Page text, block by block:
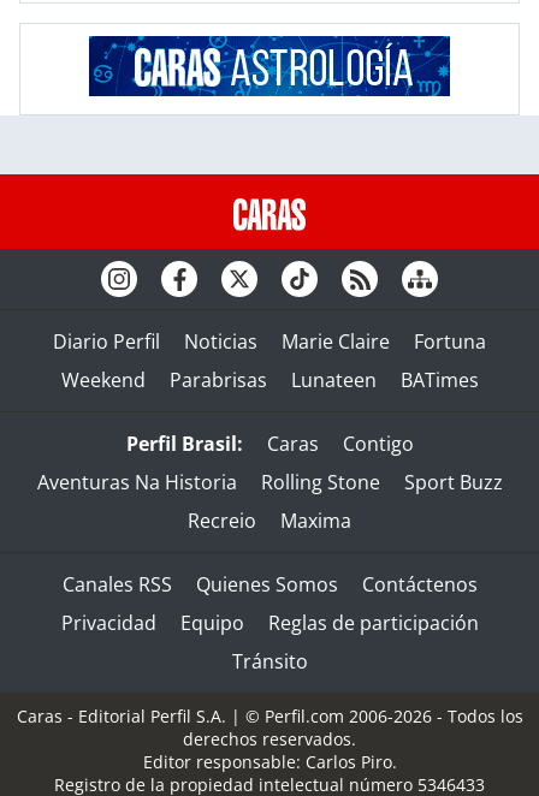
Diario Perfil Noticias Marie Claire
Fortuna
Weekend
Parabrisas Lunateen BATimes
Perfil Brasil: Caras
Contigo
Aventuras Na Historia
Rolling Stone
Sport Buzz
Recreio
Maxima
Canales RSS Quienes Somos
Contáctenos
Privacidad
Equipo
Reglas de participación
Tránsito
Caras - Editorial Perfil S.A. | © Perfil.com 2006-2026 - Todos los
derechos reservados.
Editor responsable: Carlos Piro.
Registro de la propiedad intelectual número 5346433